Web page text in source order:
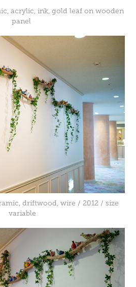
acrylic, ink, gold leaf on wooden
panel
driftwood, wire / 2012 / size
variable